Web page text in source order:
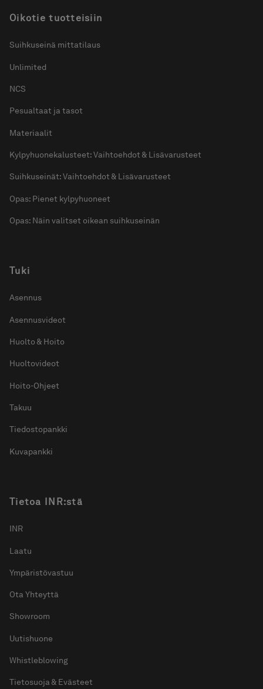
Oikotie tuotteisiin
Suihkuseinä mittatilaus
Unlimited
NCS
Pesualtaat ja tasot
Materiaalit
Kylpyhuonekalusteet: Vaihtoehdot & Lisävarusteet
Suihkuseinät: Vaihtoehdot & Lisävarusteet
Opas: Pienet kylpyhuoneet
Opas: Näin valitset oikean suihkuseinän
Tuki
Asennus
Asennusvideot
Huolto & Hoito
Huoltovideot
Hoito-Ohjeet
Takuu
Tiedostopankki
Kuvapankki
Tietoa INR:stä
INR
Laatu
Ympäristövastuu
Ota Yhteyttä
Showroom
Uutishuone
Whistleblowing
Tietosuoja & Evästeet